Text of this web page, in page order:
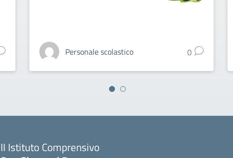
Personale scolastico 0
II Istituto Comprensivo